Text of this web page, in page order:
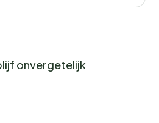
onvergetelijk